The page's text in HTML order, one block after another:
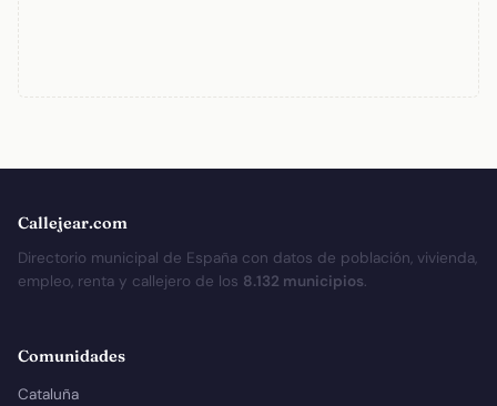
Callejear.com
Directorio municipal de España con datos de población, vivienda,
empleo, renta y callejero de los 8.132 municipios.
Comunidades
Cataluña